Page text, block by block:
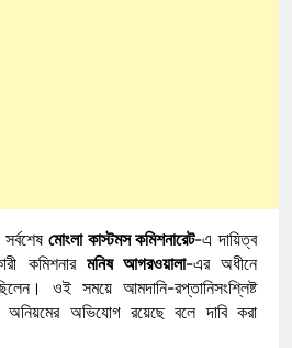
মোংলা কাস্টমস কমিশনারেট-এ দায়িত্ব
কমিশনার মনিষ আগরওয়ালা-এর অধীনে
ওই সময়ে আমদানি-রপ্তানিসংশ্লিষ্ট
অভিযোগ রয়েছে বলে দাবি করা